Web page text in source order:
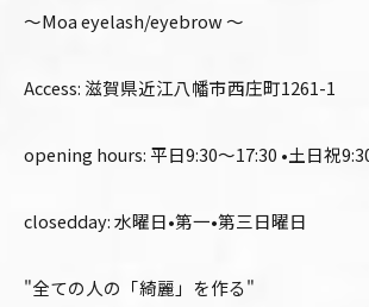
〜Moa eyelash/eyebrow 〜
Access: 滋賀県近江八幡市西庄町1261-1
opening hours: 平日9:30〜17:30 •土日祝
closedday: 水曜日•第一•第三日曜日
"全ての人の「綺麗」を作る"